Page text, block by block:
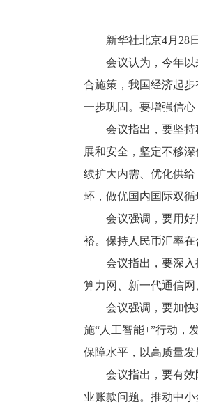
新华社北京4月28
会议认为，今年
合施策，我国经济起
一步巩固。要增强信
会议指出，要坚
展和安全，坚定不移
续扩大内需、优化供
环，做优国内国际双
会议强调，要用
裕。保持人民币汇率
会议指出，要深
算力网、新一代通信
会议强调，要加
施“人工智能+”行动，
保障水平，以高质量
会议指出，要有
业账款问题。推动中